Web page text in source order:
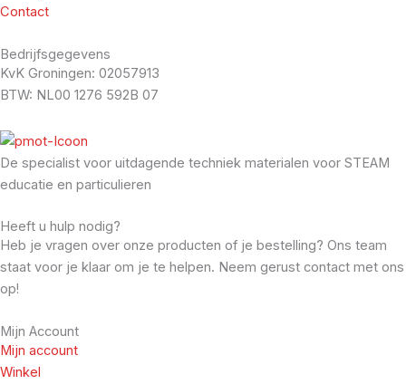
Contact
Bedrijfsgegevens
KvK Groningen: 02057913
BTW: NL00 1276 592B 07
De specialist voor uitdagende techniek materialen voor STEAM
educatie en particulieren
Heeft u hulp nodig?
Heb je vragen over onze producten of je bestelling? Ons team
staat voor je klaar om je te helpen. Neem gerust contact met ons
op!
Mijn Account
Mijn account
Winkel